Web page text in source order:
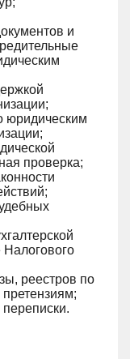
и
юридическим
проверка;
реестров по